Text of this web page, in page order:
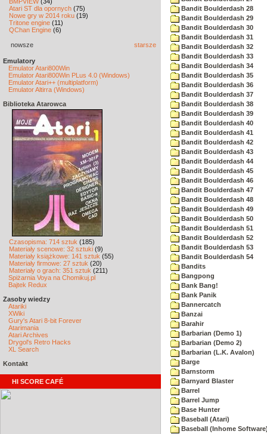
Atari ST dla opornych (75)
Nowe gry w 2014 roku (19)
Tritone engine (11)
QChan Engine (6)
nowsze starsze
Emulatory
Emulator Atari800Win
Emulator Atari800Win PLus 4.0 (Windows)
Emulator Atari++ (multiplatform)
Emulator Altirra (Windows)
Biblioteka Atarowca
Czasopisma: 714 sztuk (185)
Materiały scenowe: 32 sztuki (9)
Materiały książkowe: 141 sztuk (55)
Materiały firmowe: 27 sztuk (20)
Materiały o grach: 351 sztuk (211)
Spiżarnia Voya na Chomikuj.pl
Bajtek Redux
Zasoby wiedzy
Atariki
XWiki
Gury's Atari 8-bit Forever
Atarimania
Atari Archives
Drygol's Retro Hacks
XL Search
Kontakt
HI SCORE CAFÉ
Bandit Boulderdash 28
Bandit Boulderdash 29
Bandit Boulderdash 30
Bandit Boulderdash 31
Bandit Boulderdash 32
Bandit Boulderdash 33
Bandit Boulderdash 34
Bandit Boulderdash 35
Bandit Boulderdash 36
Bandit Boulderdash 37
Bandit Boulderdash 38
Bandit Boulderdash 39
Bandit Boulderdash 40
Bandit Boulderdash 41
Bandit Boulderdash 42
Bandit Boulderdash 43
Bandit Boulderdash 44
Bandit Boulderdash 45
Bandit Boulderdash 46
Bandit Boulderdash 47
Bandit Boulderdash 48
Bandit Boulderdash 49
Bandit Boulderdash 50
Bandit Boulderdash 51
Bandit Boulderdash 52
Bandit Boulderdash 53
Bandit Boulderdash 54
Bandits
Bangpong
Bank Bang!
Bank Panik
Bannercatch
Banzai
Barahir
Barbarian (Demo 1)
Barbarian (Demo 2)
Barbarian (L.K. Avalon)
Barge
Barnstorm
Barnyard Blaster
Barrel
Barrel Jump
Base Hunter
Baseball (Atari)
Baseball (Inhome